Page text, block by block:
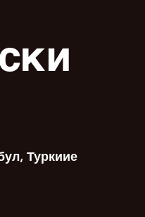
Туркиие